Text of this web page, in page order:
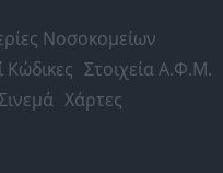
Νοσοκομείων
Κώδικες Στοιχεία Α.Φ.Μ.
Σινεμά Χάρτες